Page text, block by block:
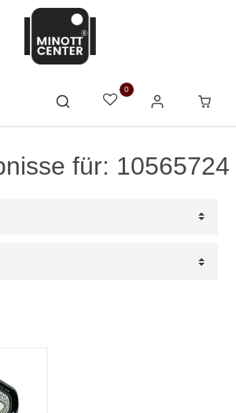
0
für: 10565724